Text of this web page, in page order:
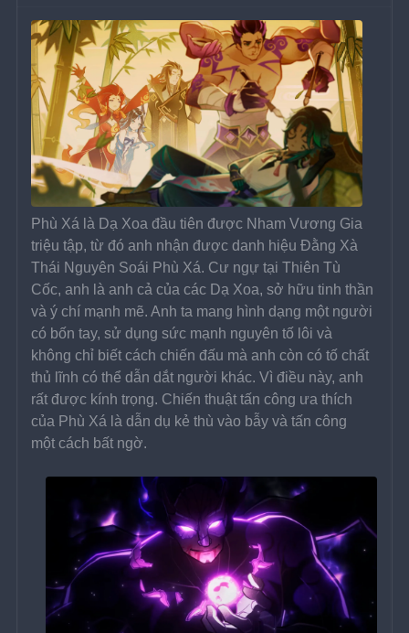
Phù Xá là Dạ Xoa đầu tiên được Nham Vương Gia
triệu tập, từ đó anh nhận được danh hiệu Đằng Xà
Thái Nguyên Soái Phù Xá. Cư ngự tại Thiên Tù
Cốc, anh là anh cả của các Dạ Xoa, sở hữu tinh thần
và ý chí mạnh mẽ. Anh ta mang hình dạng một người
có bốn tay, sử dụng sức mạnh nguyên tố lôi và
không chỉ biết cách chiến đấu mà anh còn có tố chất
thủ lĩnh có thể dẫn dắt người khác. Vì điều này, anh
rất được kính trọng. Chiến thuật tấn công ưa thích
của Phù Xá là dẫn dụ kẻ thù vào bẫy và tấn công
một cách bất ngờ.